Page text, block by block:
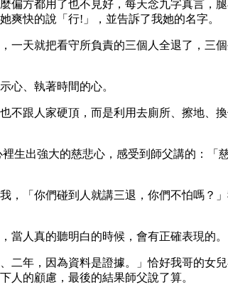
方都用了也不見好，每天念九字真言，
爽快的說「行!」，並告訴了我她的名字。
天就把看守所負責的三個人全退了，三
心、執著時間的心。
跟人家硬頂，而是利用去廁所、擦地、
出強大的慈悲心，感受到師父講的：「
「你們碰到人就講三退，你們不怕嗎？
當人真的聽明白的時候，會有正確表現的。
年，因為資料是證據。」恰好我哥的女
人的顧慮，最後的結果師父說了算。